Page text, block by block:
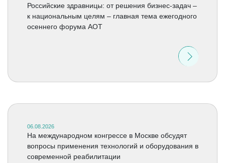
Российские здравницы: от решения бизнес-задач –
к национальным целям – главная тема ежегодного
осеннего форума АОТ
06.08.2026
На международном конгрессе в Москве обсудят
вопросы применения технологий и оборудования в
современной реабилитации